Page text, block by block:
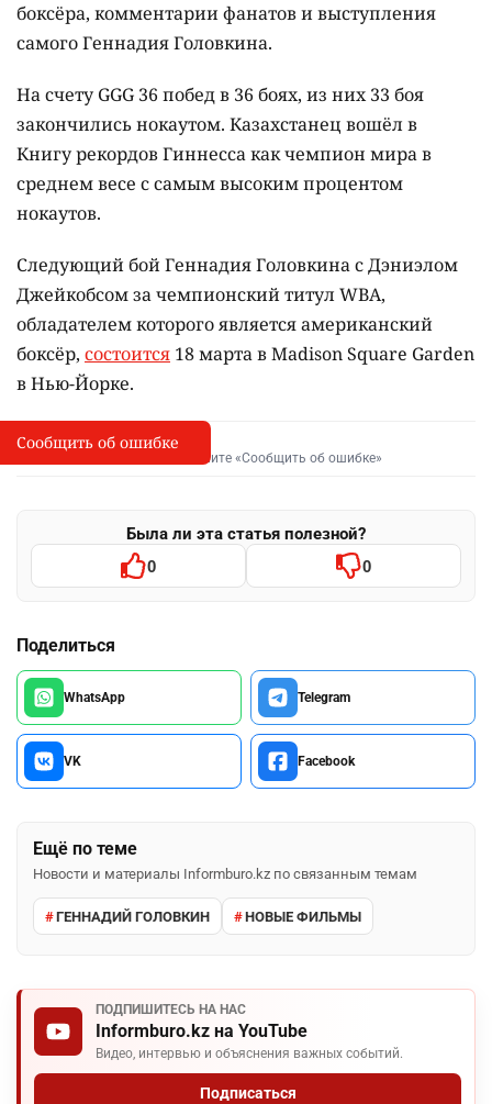
боксёра, комментарии фанатов и выступления
самого Геннадия Головкина.
На счету GGG 36 побед в 36 боях, из них 33 боя
закончились нокаутом. Казахстанец вошёл в
Книгу рекордов Гиннесса как чемпион мира в
среднем весе с самым высоким процентом
нокаутов.
Следующий бой Геннадия Головкина с Дэниэлом
Джейкобсом за чемпионский титул WBA,
обладателем которого является американский
боксёр, состоится 18 марта в Madison Square Garden
в Нью-Йорке.
I
Сообщить об опечатке
Выделите фрагмент и нажмите «Сообщить об ошибке»
Была ли эта статья полезной?
0 0
Поделиться
WhatsApp Telegram
VK Facebook
Ещё по теме
Новости и материалы Informburo.kz по связанным темам
ГЕННАДИЙ ГОЛОВКИН НОВЫЕ ФИЛЬМЫ
ПОДПИШИТЕСЬ НА НАС
Informburo.kz на YouTube
Видео, интервью и объяснения важных событий.
Подписаться
Сообщить об ошибке